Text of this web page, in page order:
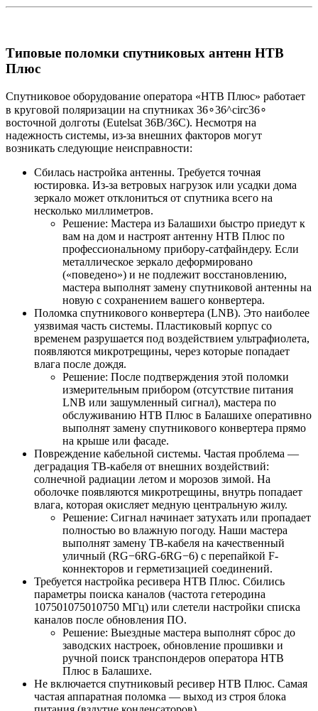
Типовые поломки спутниковых антенн НТВ
Плюс
Спутниковое оборудование оператора «НТВ Плюс» работает
в круговой поляризации на спутниках 36∘36^circ36∘
восточной долготы (Eutelsat 36B/36C). Несмотря на
надежность системы, из-за внешних факторов могут
возникать следующие неисправности:
Сбилась настройка антенны. Требуется точная
юстировка. Из-за ветровых нагрузок или усадки дома
зеркало может отклониться от спутника всего на
несколько миллиметров.
Решение: Мастера из Балашихи быстро приедут к
вам на дом и настроят антенну НТВ Плюс по
профессиональному прибору-сатфайндеру. Если
металлическое зеркало деформировано
(«поведено») и не подлежит восстановлению,
мастера выполнят замену спутниковой антенны на
новую с сохранением вашего конвертера.
Поломка спутникового конвертера (LNB). Это наиболее
уязвимая часть системы. Пластиковый корпус со
временем разрушается под воздействием ультрафиолета,
появляются микротрещины, через которые попадает
влага после дождя.
Решение: После подтверждения этой поломки
измерительным прибором (отсутствие питания
LNB или зашумленный сигнал), мастера по
обслуживанию НТВ Плюс в Балашихе оперативно
выполнят замену спутникового конвертера прямо
на крыше или фасаде.
Повреждение кабельной системы. Частая проблема —
деградация ТВ-кабеля от внешних воздействий:
солнечной радиации летом и морозов зимой. На
оболочке появляются микротрещины, внутрь попадает
влага, которая окисляет медную центральную жилу.
Решение: Сигнал начинает затухать или пропадает
полностью во влажную погоду. Наши мастера
выполнят замену ТВ-кабеля на качественный
уличный (RG−6RG-6RG−6) с перепайкой F-
коннекторов и герметизацией соединений.
Требуется настройка ресивера НТВ Плюс. Сбились
параметры поиска каналов (частота гетеродина
107501075010750 МГц) или слетели настройки списка
каналов после обновления ПО.
Решение: Выездные мастера выполнят сброс до
заводских настроек, обновление прошивки и
ручной поиск транспондеров оператора НТВ
Плюс в Балашихе.
Не включается спутниковый ресивер НТВ Плюс. Самая
частая аппаратная поломка — выход из строя блока